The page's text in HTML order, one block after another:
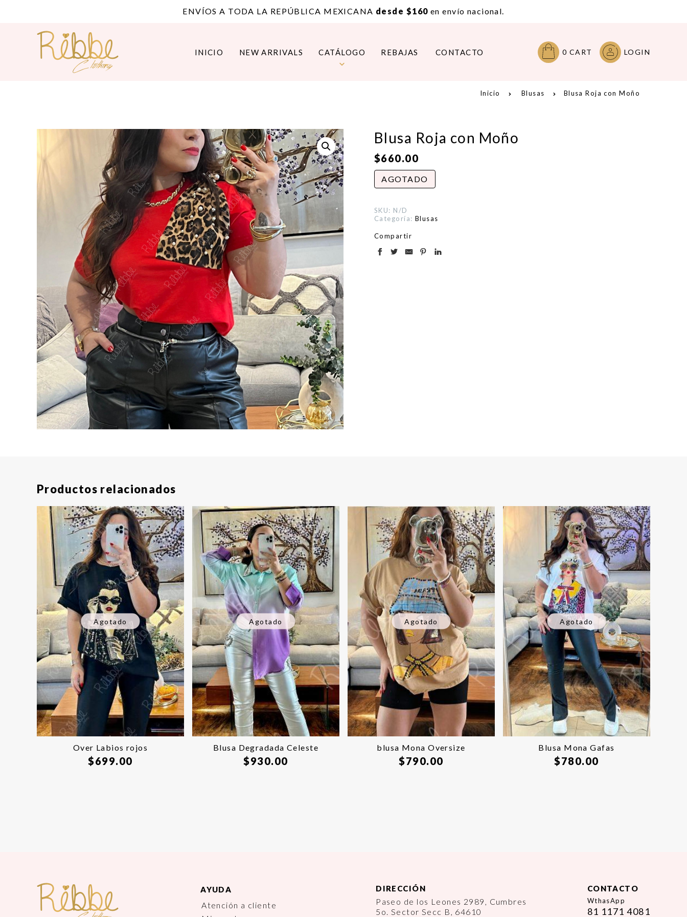
ENVÍOS A TODA LA REPÚBLICA MEXICANA desde $160 en envío nacional.
INICIO NEW ARRIVALS CATÁLOGO REBAJAS CONTACTO 0 CART LOGIN
Inicio Blusas Blusa Roja con Moño
Blusa Roja con Moño
$660.00
AGOTADO
SKU: N/D
Categoría: Blusas
Compartir
Productos relacionados
Agotado
Over Labios rojos
$699.00
Agotado
Blusa Degradada Celeste
$930.00
Agotado
blusa Mona Oversize
$790.00
Agotado
Blusa Mona Gafas
$780.00
AYUDA
Atención a cliente
DIRECCIÓN
Paseo de los Leones 2989, Cumbres
5o. Sector Secc B, 64610
CONTACTO
WthasApp
81 1171 4081